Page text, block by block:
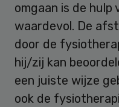
omgaan is de
waardevol. De
door de
hij/zij kan
een juiste wijze
ook de